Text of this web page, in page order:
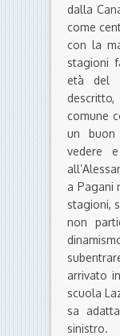
dalla
come
con la
stagioni
età del
comune
un buon
vedere
a Pagani
stagioni,
non
arrivato
scuola
sa